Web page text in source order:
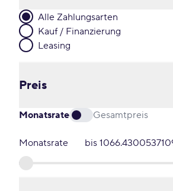
Alle Zahlungsarten
Kauf / Finanzierung
Leasing
Preis
Monatsrate Gesamtpreis
Monatsrate bis